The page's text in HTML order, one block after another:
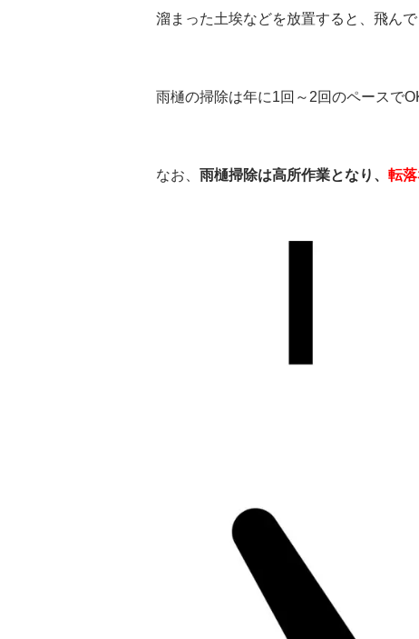
溜まった土埃などを放置すると、飛ん
雨樋の掃除は年に1回～2回のペースで
なお、 雨樋掃除は高所作業となり、 転